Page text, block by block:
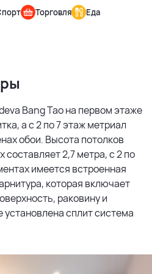
Торговля
Еда
Bang Tao на первом этаже
а с 2 по 7 этаж метриал
обои. Высота потолков
составляет 2,7 метра, с 2 по
имеется встроенная
которая включает
раковину и
сплит система